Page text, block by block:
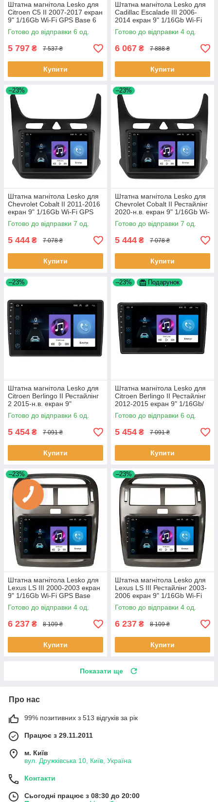
Штатна магнітола Lesko для
Citroen C5 II 2007-2017 екран
9" 1/16Gb Wi-Fi GPS Base 6
шт.
Готово до відправки 6 од.
5 797 ₴ 7 537 ₴
Купити
Штатна магнітола Lesko для
Cadillac Escalade III 2006-
2014 екран 9" 1/16Gb Wi-Fi
GPS Base Каміллак 4 шт.
Готово до відправки 4 од.
6 067 ₴ 7 888 ₴
Купити
–23%
Штатна магнітола Lesko для
Chevrolet Cobalt II 2011-2016
екран 9" 1/16Gb Wi-Fi GPS
Base Шевроле Кобальт 7 шт.
Готово до відправки 7 од.
5 444 ₴ 7 078 ₴
Купити
–23%
Штатна магнітола Lesko для
Chevrolet Cobalt II Рестайлінг
2020-н.в. екран 9" 1/16Gb Wi-
Fi GPS Base 7 шт.
Готово до відправки 7 од.
5 444 ₴ 7 078 ₴
Купити
–23%
Штатна магнітола Lesko для
Citroen Berlingo II Рестайлінг
2 2015-н.в. екран 9"
1/16Gb/Wi-Fi GPS Optima 6шт
Готово до відправки 6 од.
5 454 ₴ 7 091 ₴
Купити
–23% Подарунок
Штатна магнітола Lesko для
Citroen Berlingo II Рестайлінг
2012-2015 екран 9" 1/16Gb/
Wi-Fi GPS Optima 6шт
Готово до відправки 6 од.
5 454 ₴ 7 091 ₴
Купити
–23%
Штатна магнітола Lesko для
Lexus LS III 2000-2003 екран
9" 1/16Gb Wi-Fi GPS Base
Лексус 4 шт.
Готово до відправки 4 од.
6 237 ₴ 8 109 ₴
Купити
–23%
Штатна магнітола Lesko для
Lexus LS III Рестайлінг 2003-
2006 екран 9" 1/16Gb Wi-Fi
GPS Base 4 шт.
Готово до відправки 4 од.
6 237 ₴ 8 109 ₴
Купити
Показати ще
Про нас
99% позитивних з 513 відгуків за рік
Працює з 29.11.2011
м. Київ
вул. Дружківська 10, Київ, Україна
Контакти
Сьогодні працює з 08:30 до 20:00